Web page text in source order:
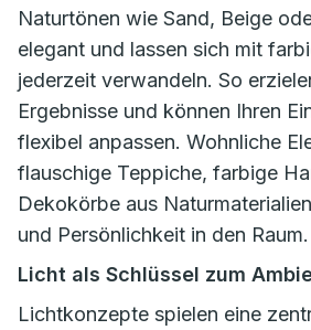
Naturtönen wie Sand, Beige
elegant und lassen sich mit
jederzeit verwandeln. So
Ergebnisse und können Ihren
flexibel anpassen. Wohnliche
flauschige Teppiche, farbige
Dekokörbe aus
und Persönlichkeit in den Raum.
Licht als Schlüssel zum
Lichtkonzepte spielen eine